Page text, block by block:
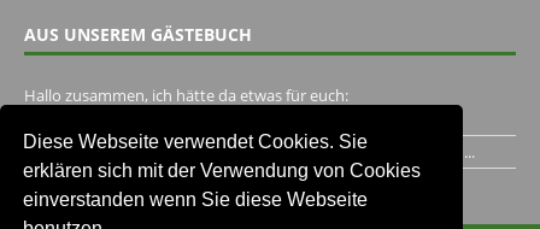
Diese Webseite verwendet Cookies. Sie
erklären sich mit der Verwendung von Cookies
einverstanden wenn Sie diese Webseite
AUS UNSEREM GÄSTEBUCH
Hallo zusammen, ich hätte da etwas für euch:
Ich habe ein Jahr im Gasthaus Hugo Pape verbracht..Habe ihn...
Unser Gästebuch besuchen